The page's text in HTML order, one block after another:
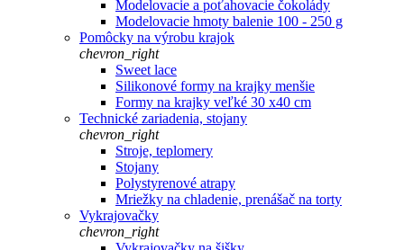
Modelovacie a poťahovacie čokolády
Modelovacie hmoty balenie 100 - 250 g
Pomôcky na výrobu krajok
chevron_right
Sweet lace
Silikonové formy na krajky menšie
Formy na krajky veľké 30 x40 cm
Technické zariadenia, stojany
chevron_right
Stroje, teplomery
Stojany
Polystyrenové atrapy
Mriežky na chladenie, prenášač na torty
Vykrajovačky
chevron_right